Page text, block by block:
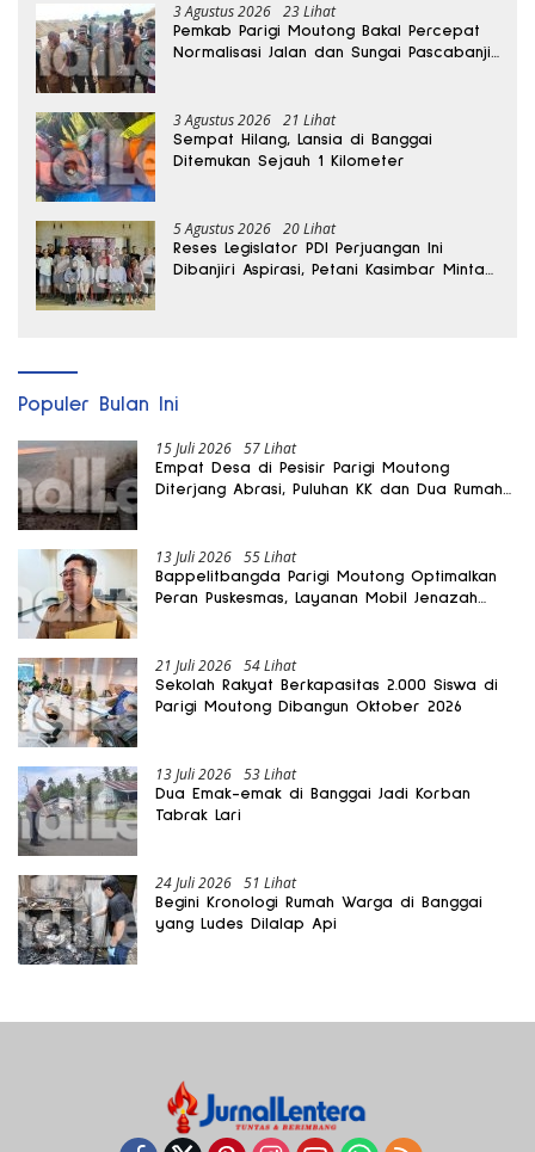
3 Agustus 2026 23 Lihat
Pemkab Parigi Moutong Bakal Percepat
Normalisasi Jalan dan Sungai Pascabanjir
3 Agustus 2026 21 Lihat
Sempat Hilang, Lansia di Banggai
Ditemukan Sejauh 1 Kilometer
5 Agustus 2026 20 Lihat
Reses Legislator PDI Perjuangan Ini
Dibanjiri Aspirasi, Petani Kasimbar Minta
Populer Bulan Ini
15 Juli 2026 57 Lihat
Empat Desa di Pesisir Parigi Moutong
Diterjang Abrasi, Puluhan KK dan Dua Rumah
13 Juli 2026 55 Lihat
Bappelitbangda Parigi Moutong Optimalkan
Peran Puskesmas, Layanan Mobil Jenazah
21 Juli 2026 54 Lihat
Sekolah Rakyat Berkapasitas 2.000 Siswa di
Parigi Moutong Dibangun Oktober 2026
13 Juli 2026 53 Lihat
Dua Emak-emak di Banggai Jadi Korban
Tabrak Lari
24 Juli 2026 51 Lihat
Begini Kronologi Rumah Warga di Banggai
yang Ludes Dilalap Api